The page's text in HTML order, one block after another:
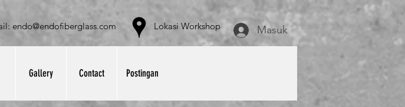
endo@endofiberglass.com Lokasi Workshop Masuk
Gallery Contact Postingan